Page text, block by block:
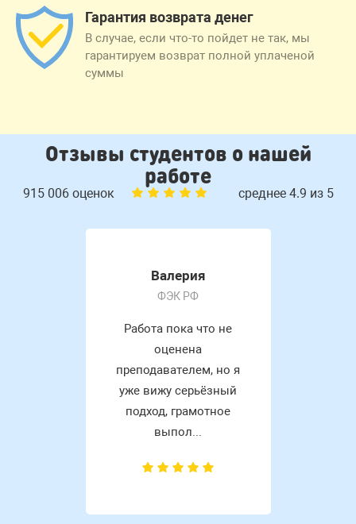
Гарантия возврата денег
В случае, если что-то пойдет не так, мы
гарантируем возврат полной уплаченой
суммы
Отзывы студентов о нашей
работе
915 006 оценок среднее 4.9 из 5
Валерия
ФЭК РФ
Работа пока что не
оценена
преподавателем, но я
уже вижу серьёзный
подход, грамотное
выпол...